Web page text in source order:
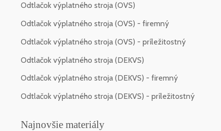
Odtlačok výplatného stroja (OVS)
Odtlačok výplatného stroja (OVS) - firemný
Odtlačok výplatného stroja (OVS) - príležitostný
Odtlačok výplatného stroja (DEKVS)
Odtlačok výplatného stroja (DEKVS) - firemný
Odtlačok výplatného stroja (DEKVS) - príležitostný
Najnovšie materiály